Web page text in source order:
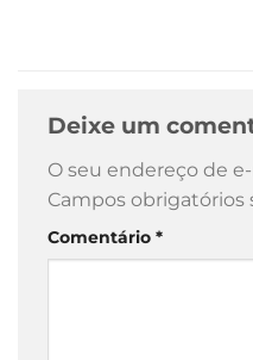
Deixe um
O seu endereço de
Campos obrigatórios
Comentário *